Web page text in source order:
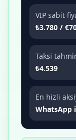
VIP sabit
₺3.780 /
Taksi
₺4.539
En hizli
WhatsApp